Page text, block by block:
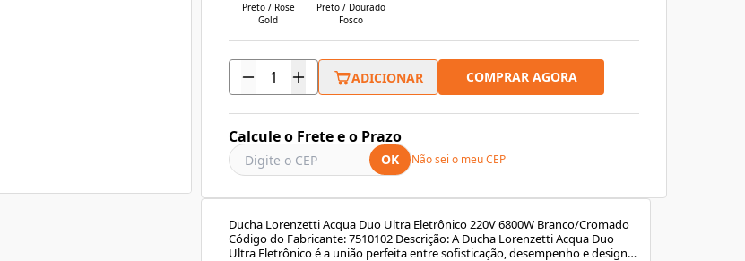
Preto / Rose
Gold
Preto / Dourado
Fosco
ADICIONAR COMPRAR AGORA
Calcule o Frete e o Prazo
OK Não sei o meu CEP
Ducha Lorenzetti Acqua Duo Ultra Eletrônico 220V 6800W Branco/Cromado
Código do Fabricante: 7510102 Descrição: A Ducha Lorenzetti Acqua Duo
Ultra Eletrônico é a união perfeita entre sofisticação, desempenho e design